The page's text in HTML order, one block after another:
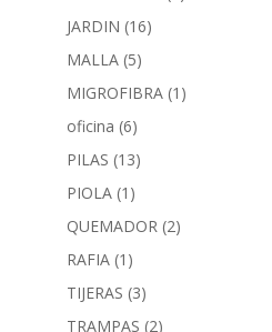
JARDIN (16)
MALLA (5)
MIGROFIBRA (1)
oficina (6)
PILAS (13)
PIOLA (1)
QUEMADOR (2)
RAFIA (1)
TIJERAS (3)
TRAMPAS (2)